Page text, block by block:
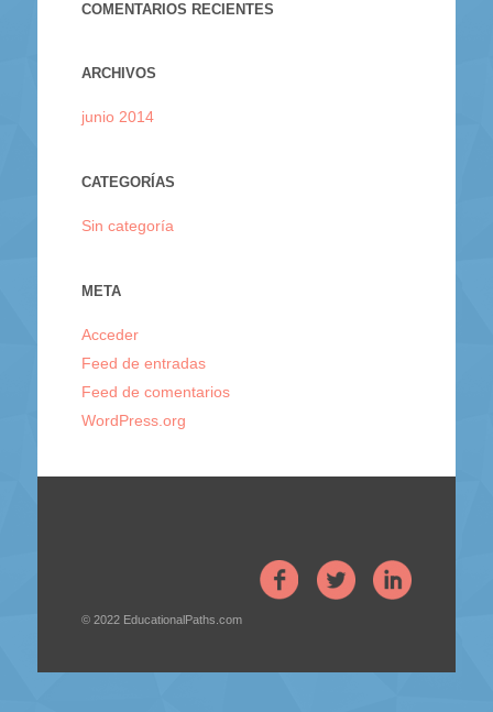
COMENTARIOS RECIENTES
ARCHIVOS
junio 2014
CATEGORÍAS
Sin categoría
META
Acceder
Feed de entradas
Feed de comentarios
WordPress.org
© 2022 EducationalPaths.com